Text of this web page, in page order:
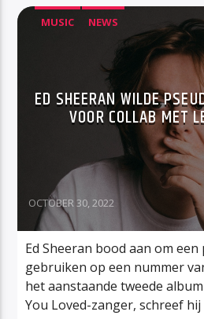
MUSIC NEWS
ED SHEERAN WILDE
VOOR COLLAB MET
OCTOBER 30, 2022
Ed Sheeran bood aan om
gebruiken op een nummer
het aanstaande tweede
You Loved-zanger, schreef hij